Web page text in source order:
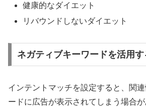
健康的なダイエット
リバウンドしないダイエット
ネガティブキーワードを活用す
インテントマッチを設定すると、関
ードに広告が表示されてしまう場合